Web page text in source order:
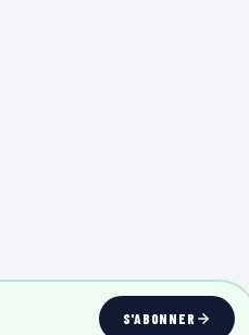
S'ABONNER